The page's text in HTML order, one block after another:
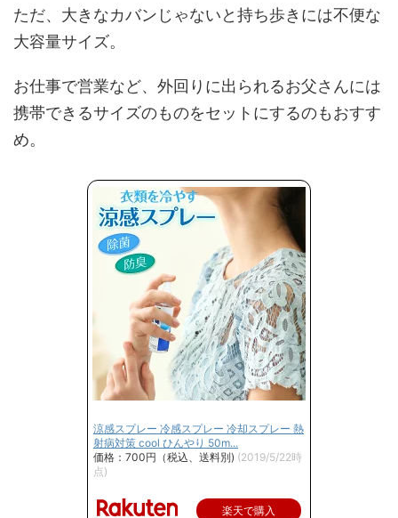
ただ、大きなカバンじゃないと持ち歩きには不便な
大容量サイズ。
お仕事で営業など、外回りに出られるお父さんには
携帯できるサイズのものをセットにするのもおすす
め。
涼感スプレー 冷感スプレー 冷却スプレー 熱
射病対策 cool ひんやり 50m...
価格：700円（税込、送料別) (2019/5/22時
点)
楽天で購入